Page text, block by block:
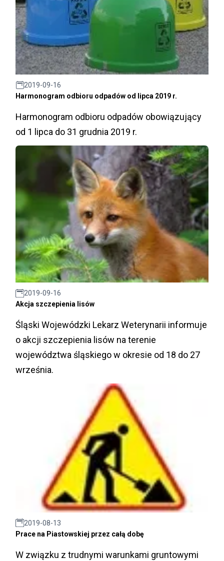
2019-09-16
Harmonogram odbioru odpadów od lipca 2019 r.
Harmonogram odbioru odpadów obowiązujący
od 1 lipca do 31 grudnia 2019 r.
2019-09-16
Akcja szczepienia lisów
Śląski Wojewódzki Lekarz Weterynarii informuje
o akcji szczepienia lisów na terenie
województwa śląskiego w okresie od 18 do 27
września.
2019-08-13
Prace na Piastowskiej przez całą dobę
W związku z trudnymi warunkami gruntowymi